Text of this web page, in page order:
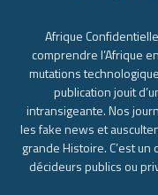
Afrique
comprendre l’Afrique
mutations
publication jouit
intransigeante. Nos
les fake news et
grande Histoire. C’est
décideurs publics ou